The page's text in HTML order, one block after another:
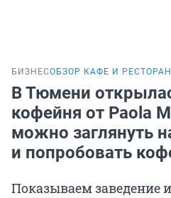
БИЗНЕСОБЗОР КАФЕ И
В Тюмени
кофейня от Paola
можно заглянуть
и попробовать
Показываем заведение